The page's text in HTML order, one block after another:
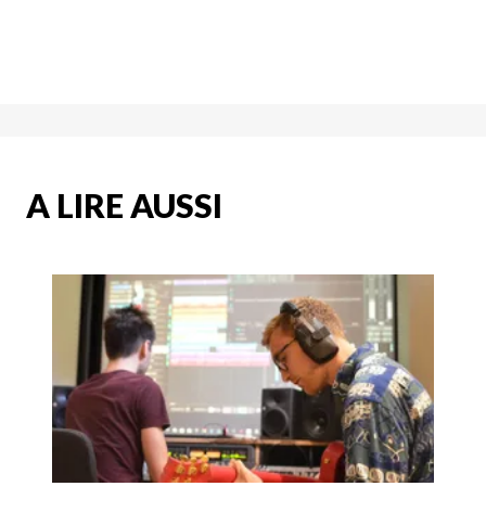
A LIRE AUSSI